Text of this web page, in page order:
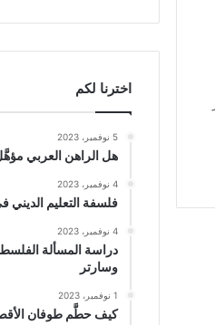
اخترنا لكم
5 نوفمبر، 2023
هل الراهن العربي
4 نوفمبر، 2023
فلسفة التعليم الديني
4 نوفمبر، 2023
دراسة المسألة
وسارتر
1 نوفمبر، 2023
كيف حطَّم طوفان